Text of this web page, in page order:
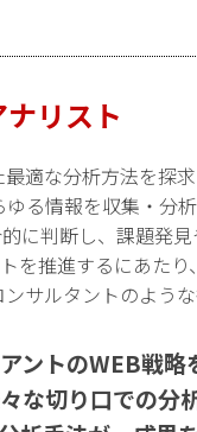
リスト
適な分析方法を探
る情報を収集・分
に判断し、課題発
を推進するにあた
サルタントのような
ントのWEB戦略
な切り口での